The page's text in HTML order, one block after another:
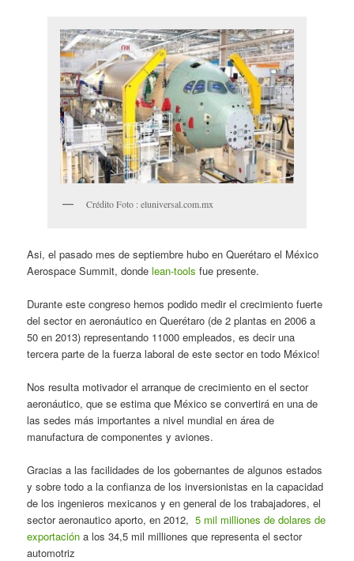
Crédito Foto : eluniversal.com.mx
Asi, el pasado mes de septiembre hubo en Querétaro el México
Aerospace Summit, dondelean-tools fue presente.
Durante este congreso hemos podido medir el crecimiento fuerte
del sector en aeronáutico en Querétaro (de 2 plantas en 2006 a
50 en 2013) representando 11000 empleados, es decir una
tercera parte de la fuerza laboral de este sector en todo México!
Nos resulta motivador el arranque de crecimiento en el sector
aeronáutico, que se estima que México se convertirá en una de
las sedes más importantes a nivel mundial en área de
manufactura de componentes y aviones.
Gracias a las facilidades de los gobernantes de algunos estados
y sobre todo a la confianza de los inversionistas en la capacidad
de los ingenieros mexicanos y en general de los trabajadores, el
sector aeronautico aporto, en 2012,5 mil milliones de dolares de
exportación a los 34,5 mil milliones que representa el sector
automotriz